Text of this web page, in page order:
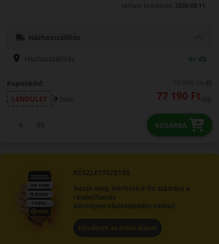
várható beérkezés: 2026.08.11.
Házhozszállítás
Házhozszállítás 4+ db
Kuponkód:
LENDÜLET
másol 77 190 Ft/db
db KOSÁRBA
RÉSZLETFIZETÉS
Nézze meg, elérhető-e Ön számára a
részletfizetés
bármilyen elköteleződés nélkül!
Elindítom az előbírálatot